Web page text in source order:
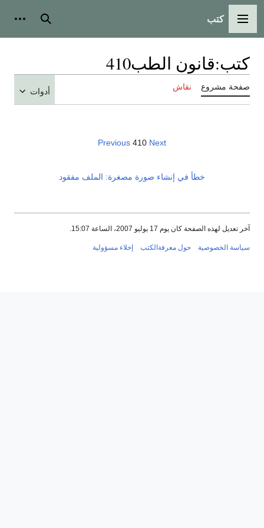
القائمة الرئيسية
كتب بحث
كتب:قانون الطب410
صفحة مشروع نقاش أدوات
Previous 410 Next
خطأ في إنشاء صورة مصغرة: الملف مفقود
آخر تعديل لهذه الصفحة كان يوم 17 يوليو 2007، الساعة 15:07.
سياسة الخصوصية حول معرفةالكتب إخلاء مسؤولية